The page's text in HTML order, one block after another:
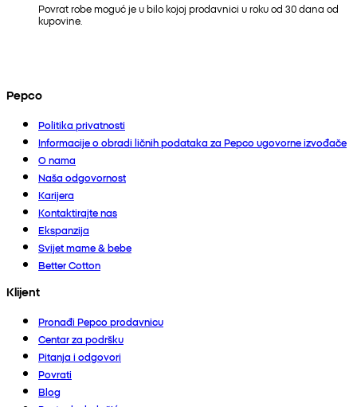
Povrat robe moguć je u bilo kojoj prodavnici u roku od 30 dana od
kupovine.
Pepco
Politika privatnosti
Informacije o obradi ličnih podataka za Pepco ugovorne izvođače
O nama
Naša odgovornost
Karijera
Kontaktirajte nas
Ekspanzija
Svijet mame & bebe
Better Cotton
Klijent
Pronađi Pepco prodavnicu
Centar za podršku
Pitanja i odgovori
Povrati
Blog